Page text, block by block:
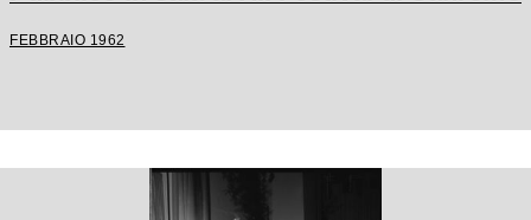
FEBBRAIO 1962